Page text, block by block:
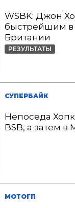
WSBK: Джон
быстрейшим в
Британии
РЕЗУЛЬТАТЫ
СУПЕРБАЙК
Непоседа
BSB, а затем в
МОТОГП